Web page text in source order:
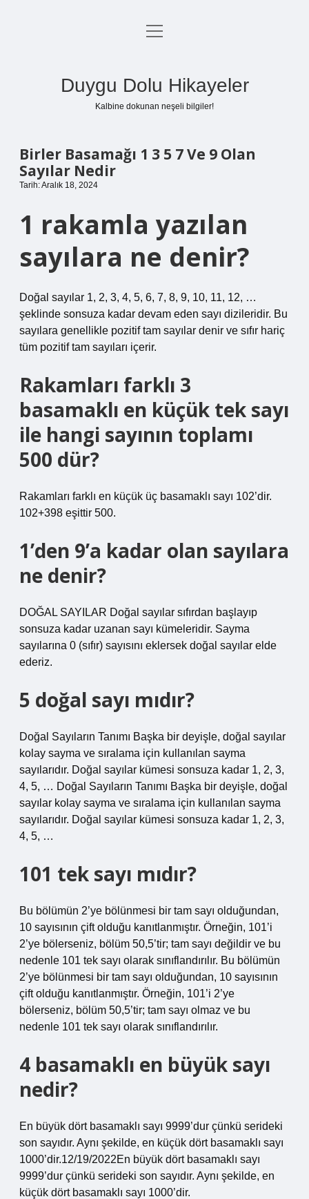
Anasayfa
menüyü
Duygu Dolu Hikayeler
Kalbine dokunan neşeli bilgiler!
Birler Basamağı 1 3 5 7 Ve 9 Olan
Sayılar Nedir
Tarih: Aralık 18, 2024
1 rakamla yazılan
sayılara ne denir?
Doğal sayılar 1, 2, 3, 4, 5, 6, 7, 8, 9, 10, 11, 12, …
şeklinde sonsuza kadar devam eden sayı dizileridir. Bu
sayılara genellikle pozitif tam sayılar denir ve sıfır hariç
tüm pozitif tam sayıları içerir.
Rakamları farklı 3
basamaklı en küçük tek sayı
ile hangi sayının toplamı
500 dür?
Rakamları farklı en küçük üç basamaklı sayı 102’dir.
102+398 eşittir 500.
1’den 9’a kadar olan sayılara
ne denir?
DOĞAL SAYILAR Doğal sayılar sıfırdan başlayıp
sonsuza kadar uzanan sayı kümeleridir. Sayma
sayılarına 0 (sıfır) sayısını eklersek doğal sayılar elde
ederiz.
5 doğal sayı mıdır?
Doğal Sayıların Tanımı Başka bir deyişle, doğal sayılar
kolay sayma ve sıralama için kullanılan sayma
sayılarıdır. Doğal sayılar kümesi sonsuza kadar 1, 2, 3,
4, 5, … Doğal Sayıların Tanımı Başka bir deyişle, doğal
sayılar kolay sayma ve sıralama için kullanılan sayma
sayılarıdır. Doğal sayılar kümesi sonsuza kadar 1, 2, 3,
4, 5, …
101 tek sayı mıdır?
Bu bölümün 2’ye bölünmesi bir tam sayı olduğundan,
10 sayısının çift olduğu kanıtlanmıştır. Örneğin, 101’i
2’ye bölerseniz, bölüm 50,5’tir; tam sayı değildir ve bu
nedenle 101 tek sayı olarak sınıflandırılır. Bu bölümün
2’ye bölünmesi bir tam sayı olduğundan, 10 sayısının
çift olduğu kanıtlanmıştır. Örneğin, 101’i 2’ye
bölerseniz, bölüm 50,5’tir; tam sayı olmaz ve bu
nedenle 101 tek sayı olarak sınıflandırılır.
4 basamaklı en büyük sayı
nedir?
En büyük dört basamaklı sayı 9999’dur çünkü serideki
son sayıdır. Aynı şekilde, en küçük dört basamaklı sayı
1000’dir.12/19/2022En büyük dört basamaklı sayı
9999’dur çünkü serideki son sayıdır. Aynı şekilde, en
küçük dört basamaklı sayı 1000’dir.